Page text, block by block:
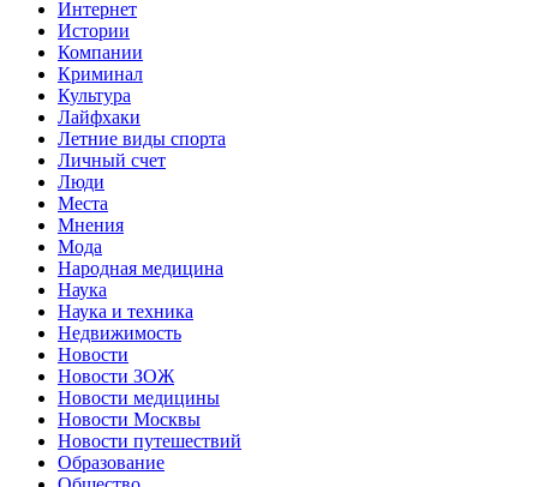
Интернет
Истории
Компании
Криминал
Культура
Лайфхаки
Летние виды спорта
Личный счет
Люди
Места
Мнения
Мода
Народная медицина
Наука
Наука и техника
Недвижимость
Новости
Новости ЗОЖ
Новости медицины
Новости Москвы
Новости путешествий
Образование